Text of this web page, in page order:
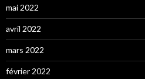
mai 2022
avril 2022
mars 2022
février 2022